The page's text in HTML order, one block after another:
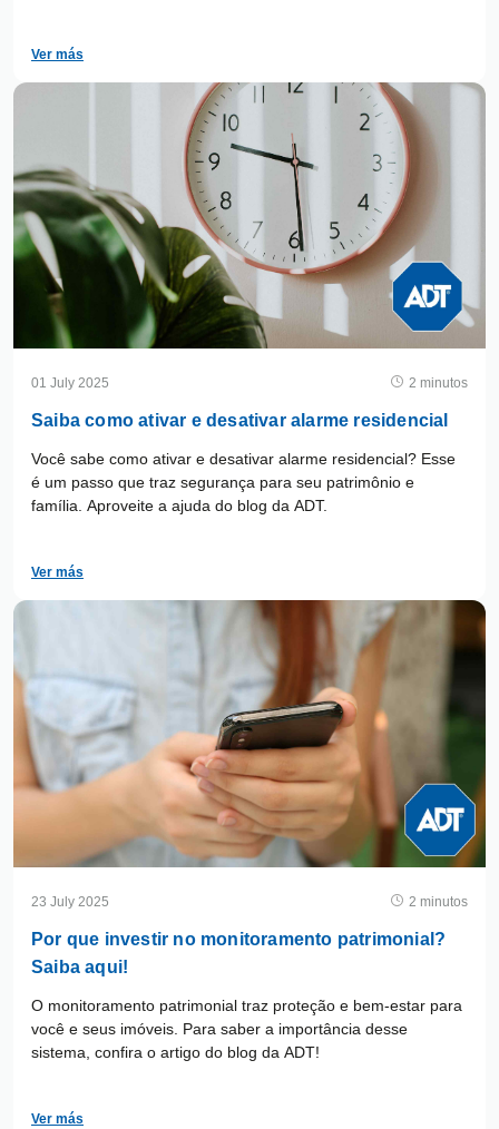
Ver más
01 July 2025 2 minutos
Saiba como ativar e desativar alarme residencial
Você sabe como ativar e desativar alarme residencial? Esse
é um passo que traz segurança para seu patrimônio e
família. Aproveite a ajuda do blog da ADT.
Ver más
23 July 2025 2 minutos
Por que investir no monitoramento patrimonial?
Saiba aqui!
O monitoramento patrimonial traz proteção e bem-estar para
você e seus imóveis. Para saber a importância desse
sistema, confira o artigo do blog da ADT!
Ver más